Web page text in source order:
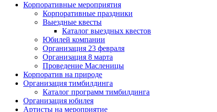
Корпоративные мероприятия
Корпоративные праздники
Выездные квесты
Каталог выездных квестов
Юбилей компании
Организация 23 февраля
Организация 8 марта
Проведение Масленицы
Корпоратив на природе
Организация тимбилдинга
Каталог программ тимбилдинга
Организация юбилея
Артисты на мероприятие